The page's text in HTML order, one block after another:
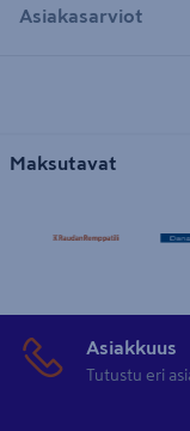
Asiakasarviot
Maksutavat
Asiakkuus
Tutustu eri